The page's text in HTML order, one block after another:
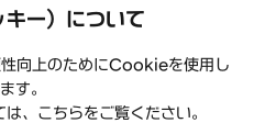
ー）について
向上のためにCookieを使用し
す。
、こちらをご覧ください。